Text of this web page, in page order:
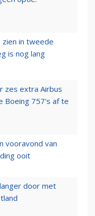
in tweede
is nog lang
zes extra Airbus
Boeing 757's af te
vooravond van
ooit
door met